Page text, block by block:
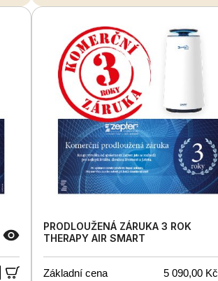
PRODLOUŽENÁ ZÁRUKA 3 ROK
THERAPY AIR SMART
Základní cena 5 090,00 Kč